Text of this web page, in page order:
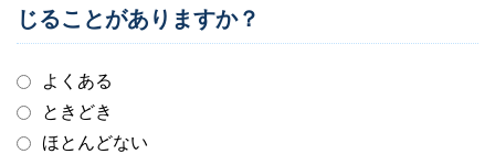
じることがありますか？
よくある
ときどき
ほとんどない